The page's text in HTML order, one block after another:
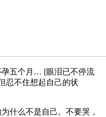
孕五个月… [眼泪已不停流
忍不住想起自己的状
什么不是自己。不要哭，